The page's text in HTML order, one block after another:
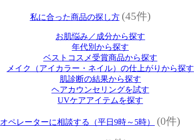
私に合った商品の探し方 (45件)
お肌悩み／成分から探す
年代別から探す
ベストコスメ受賞商品から探す
メイク（アイカラー・ネイル）の仕上がりから探す
肌診断の結果から探す
ヘアカウンセリングを試す
UVケアアイテムを探す
オペレーターに相談する（平日9時～5時） (0件)